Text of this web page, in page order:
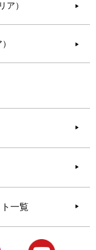
ア） ▶︎
▶︎
一覧